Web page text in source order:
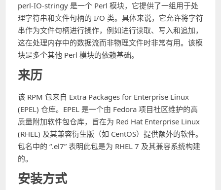
perl-IO-stringy 是一个 Perl 模块，它提供了一组用于处
理字符串和文件句柄的 I/O 类。具体来说，它允许将字符
串作为文件句柄进行操作，例如进行读取、写入和追加，
这在处理内存中的数据流而非物理文件时非常有用。该模
块是多个其他 Perl 模块的依赖基础。
来历
该 RPM 包来自 Extra Packages for Enterprise Linux
(EPEL) 仓库。EPEL 是一个由 Fedora 项目社区维护的高
质量附加软件包仓库，旨在为 Red Hat Enterprise Linux
(RHEL) 及其兼容衍生版（如 CentOS）提供额外的软件。
包名中的 “.el7” 表明此包是为 RHEL 7 及其兼容系统构建
的。
安装方式